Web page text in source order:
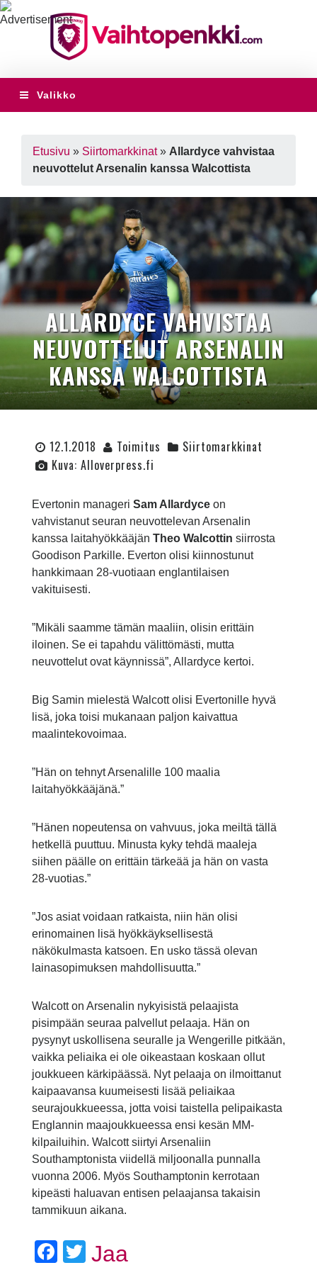
Valikko
Etusivu » Siirtomarkkinat» Allardyce vahvistaa
neuvottelut Arsenalin kanssa Walcottista
ALLARDYCE VAHVISTAA
NEUVOTTELUT ARSENALIN
KANSSA WALCOTTISTA
12.1.2018 Toimitus
Siirtomarkkinat
Kuva: Alloverpress.fi
Evertonin manageri Sam Allardyce on
vahvistanut seuran neuvottelevan Arsenalin
kanssa laitahyökkääjän Theo Walcottin siirrosta
Goodison Parkille. Everton olisi kiinnostunut
hankkimaan 28-vuotiaan englantilaisen
vakituisesti.
”Mikäli saamme tämän maaliin, olisin erittäin
iloinen. Se ei tapahdu välittömästi, mutta
neuvottelut ovat käynnissä”, Allardyce kertoi.
Big Samin mielestä Walcott olisi Evertonille hyvä
lisä, joka toisi mukanaan paljon kaivattua
maalintekovoimaa.
”Hän on tehnyt Arsenalille 100 maalia
laitahyökkääjänä.”
”Hänen nopeutensa on vahvuus, joka meiltä tällä
hetkellä puuttuu. Minusta kyky tehdä maaleja
siihen päälle on erittäin tärkeää ja hän on vasta
28-vuotias.”
”Jos asiat voidaan ratkaista, niin hän olisi
erinomainen lisä hyökkäyksellisestä
näkökulmasta katsoen. En usko tässä olevan
lainasopimuksen mahdollisuutta.”
Walcott on Arsenalin nykyisistä pelaajista
pisimpään seuraa palvellut pelaaja. Hän on
pysynyt uskollisena seuralle ja Wengerille pitkään,
vaikka peliaika ei ole oikeastaan koskaan ollut
joukkueen kärkipäässä. Nyt pelaaja on ilmoittanut
kaipaavansa kuumeisesti lisää peliaikaa
seurajoukkueessa, jotta voisi taistella pelipaikasta
Englannin maajoukkueessa ensi kesän MM-
kilpailuihin. Walcott siirtyi Arsenaliin
Southamptonista viidellä miljoonalla punnalla
vuonna 2006. Myös Southamptonin kerrotaan
kipeästi haluavan entisen pelaajansa takaisin
tammikuun aikana.
Facebook
Twitter
Jaa